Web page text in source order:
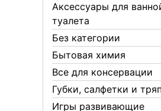
Аксессуары для
туалета
Без категории
Бытовая химия
Все для консервации
Губки, салфетки и
Игры развивающие